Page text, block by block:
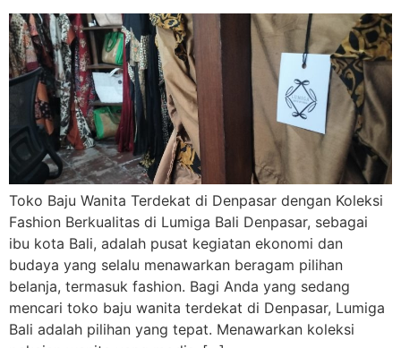
Toko Baju Wanita Terdekat di Denpasar dengan Koleksi
Fashion Berkualitas di Lumiga Bali Denpasar, sebagai
ibu kota Bali, adalah pusat kegiatan ekonomi dan
budaya yang selalu menawarkan beragam pilihan
belanja, termasuk fashion. Bagi Anda yang sedang
mencari toko baju wanita terdekat di Denpasar, Lumiga
Bali adalah pilihan yang tepat. Menawarkan koleksi